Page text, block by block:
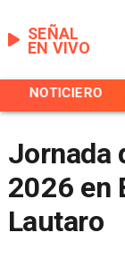
EN VIVO
SEÑAL
NOTICIERO
Jornada
2026 en
Lautaro